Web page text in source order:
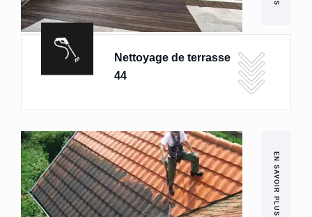
Nettoyage de terrasse
44
EN SAVOIR PLUS